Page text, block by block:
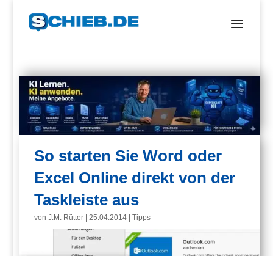
So starten Sie Word oder
Excel Online direkt von der
Taskleiste aus
vonJ.M. Rütter |25.04.2014 |Tipps